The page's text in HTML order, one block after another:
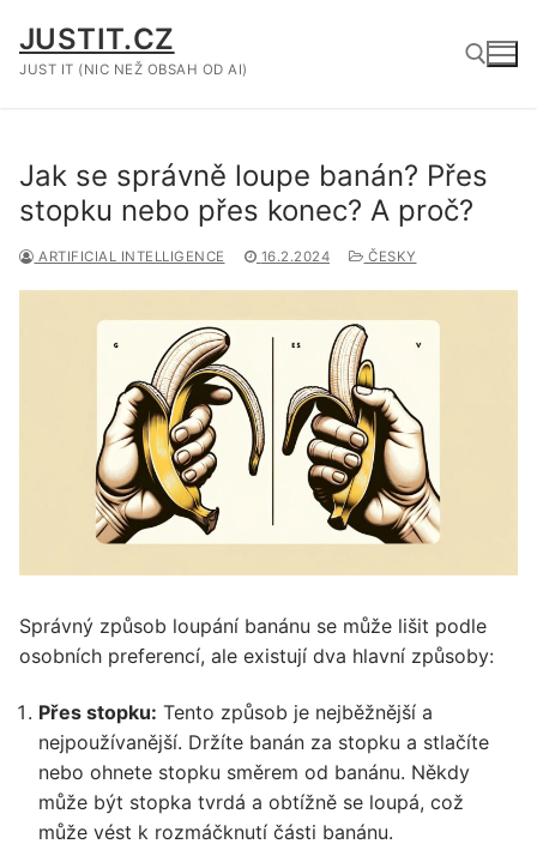
na
obsah
JUSTIT.CZ
JUST IT (NIC NEŽ OBSAH OD AI)
Jak se správně loupe banán? Přes
stopku nebo přes konec? A proč?
ARTIFICIAL INTELLIGENCE 16.2.2024 ČESKY
Správný způsob loupání banánu se může lišit podle
osobních preferencí, ale existují dva hlavní způsoby:
Přes stopku: Tento způsob je nejběžnější a
nejpoužívanější. Držíte banán za stopku a stlačíte
nebo ohnete stopku směrem od banánu. Někdy
může být stopka tvrdá a obtížně se loupá, což
může vést k rozmáčknutí části banánu.